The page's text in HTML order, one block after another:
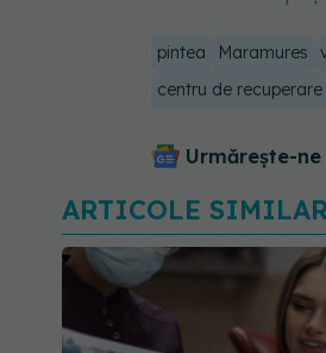
pintea Maramures
centru de recuperare
Urmărește-
ARTICOLE